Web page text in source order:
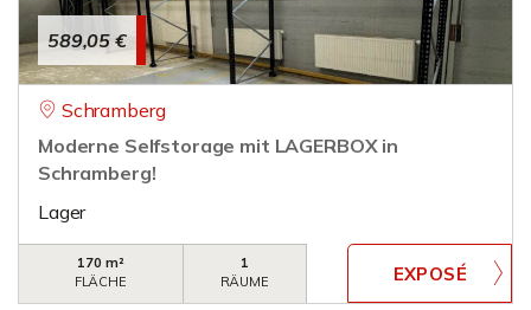
589,05 €
Schramberg
Moderne Selfstorage mit LAGERBOX in
Schramberg!
Lager
170 m²
FLÄCHE
1
RÄUME